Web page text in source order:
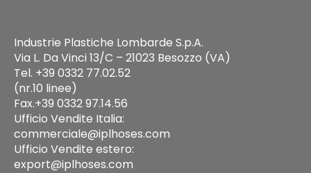
Industrie Plastiche Lombarde S.p.A.
Via L. Da Vinci 13/C – 21023 Besozzo (VA)
Tel. +39 0332 77.02.52
(nr.10 linee)
Fax.+39 0332 97.14.56
Ufficio Vendite Italia:
commerciale@iplhoses.com
Ufficio Vendite estero:
export@iplhoses.com